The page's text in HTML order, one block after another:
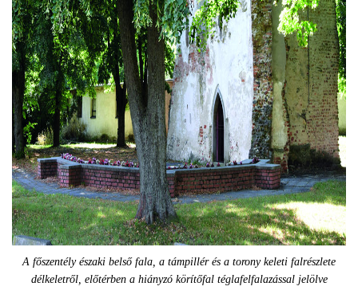
A főszentély északi belső fala, a támpillér és a torony keleti falrészlete
délkeletről, előtérben a hiányzó körítőfal téglafelfalazással jelölve